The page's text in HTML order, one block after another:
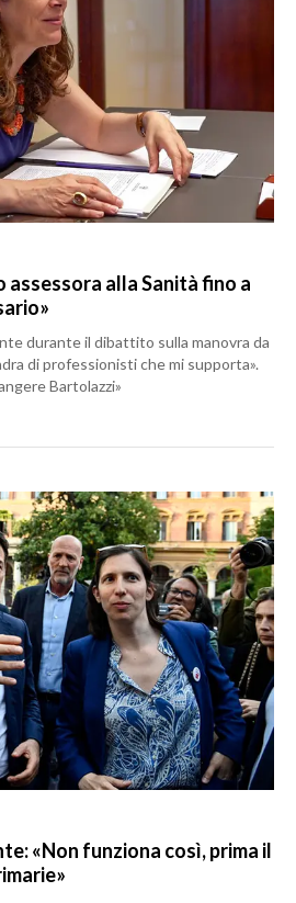
assessora alla Sanità fino a
durante il dibattito sulla manovra da
di professionisti che mi supporta».
Bartolazzi»
«Non funziona così, prima il